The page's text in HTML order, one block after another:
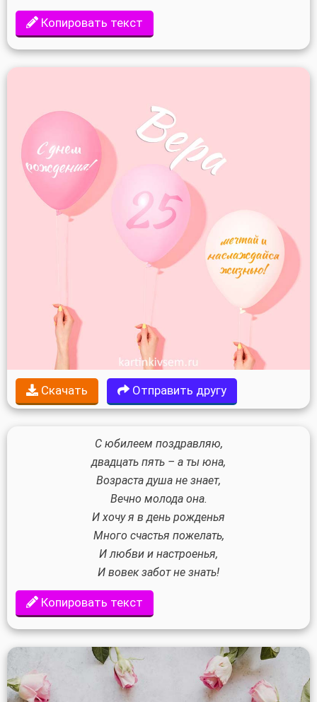
Копировать текст
Скачать Отправить другу
С юбилеем поздравляю,
двадцать пять – а ты юна,
Возраста душа не знает,
Вечно молода она.
И хочу я в день рожденья
Много счастья пожелать,
И любви и настроенья,
И вовек забот не знать!
Копировать текст